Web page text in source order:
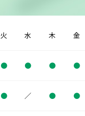
火 水 木 金
● ● ● ●
● ／ ● ●